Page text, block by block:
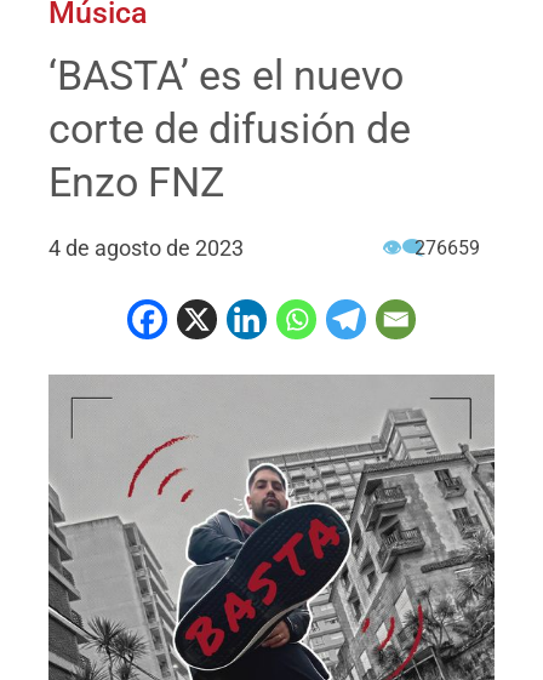
Música
‘BASTA’ es el nuevo
corte de difusión de
Enzo FNZ
4 de agosto de 2023 👁‍🗨276659